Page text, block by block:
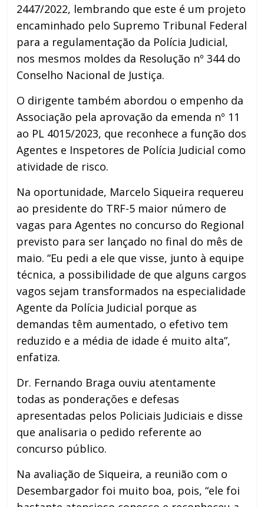
2447/2022, lembrando que este é um projeto
encaminhado pelo Supremo Tribunal Federal
para a regulamentação da Polícia Judicial,
nos mesmos moldes da Resolução nº 344 do
Conselho Nacional de Justiça.
O dirigente também abordou o empenho da
Associação pela aprovação da emenda nº 11
ao PL 4015/2023, que reconhece a função dos
Agentes e Inspetores de Polícia Judicial como
atividade de risco.
Na oportunidade, Marcelo Siqueira requereu
ao presidente do TRF-5 maior número de
vagas para Agentes no concurso do Regional
previsto para ser lançado no final do mês de
maio. “Eu pedi a ele que visse, junto à equipe
técnica, a possibilidade de que alguns cargos
vagos sejam transformados na especialidade
Agente da Polícia Judicial porque as
demandas têm aumentado, o efetivo tem
reduzido e a média de idade é muito alta”,
enfatiza.
Dr. Fernando Braga ouviu atentamente
todas as ponderações e defesas
apresentadas pelos Policiais Judiciais e disse
que analisaria o pedido referente ao
concurso público.
Na avaliação de Siqueira, a reunião com o
Desembargador foi muito boa, pois, “ele foi